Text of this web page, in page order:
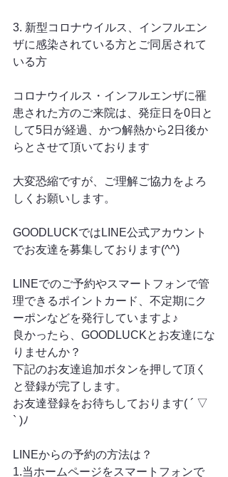
3. 新型コロナウイルス、インフルエン
ザに感染されている方とご同居されて
いる方
コロナウイルス・インフルエンザに罹
患された方のご来院は、発症日を0日と
して5日が経過、かつ解熱から2日後か
らとさせて頂いております
大変恐縮ですが、ご理解ご協力をよろ
しくお願いします。
GOODLUCKではLINE公式アカウント
でお友達を募集しております(^^)
LINEでのご予約やスマートフォンで管
理できるポイントカード、不定期にク
ーポンなどを発行していますよ♪
良かったら、GOODLUCKとお友達にな
りませんか？
下記のお友達追加ボタンを押して頂く
と登録が完了します。
お友達登録をお待ちしております( ´ ▽
` )ﾉ
LINEからの予約の方法は？
1.当ホームページをスマートフォンで